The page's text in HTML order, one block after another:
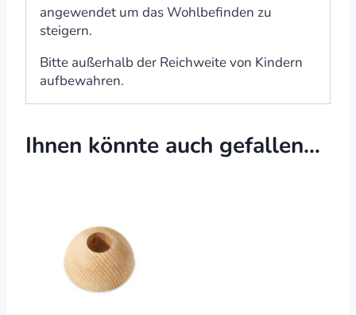
angewendet um das Wohlbefinden zu
steigern.
Bitte außerhalb der Reichweite von Kindern
aufbewahren.
Ihnen könnte auch gefallen…